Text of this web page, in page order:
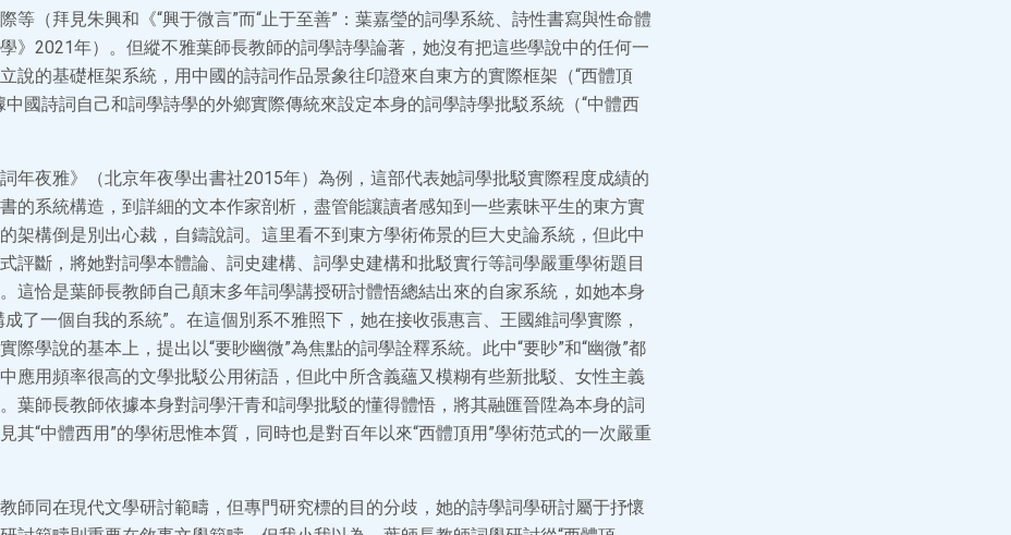
等（拜見朱興和《“興于微言”而“止于至善”：葉嘉瑩的詞學系統、詩性書寫與性命體
》2021年）。但縱不雅葉師長教師的詞學詩學論著，她沒有把這些學說中的任何一
說的基礎框架系統，用中國的詩詞作品景象往印證來自東方的實際框架（“西體頂
中國詩詞自己和詞學詩學的外鄉實際傳統來設定本身的詞學詩學批駁系統（“中體西
年夜雅》（北京年夜學出書社2015年）為例，這部代表她詞學批駁實際程度成績的
的系統構造，到詳細的文本作家剖析，盡管能讓讀者感知到一些素昧平生的東方實
架構倒是別出心裁，自鑄說詞。這里看不到東方學術佈景的巨大史論系統，但此中
評斷，將她對詞學本體論、詞史建構、詞學史建構和批駁實行等詞學嚴重學術題目
這恰是葉師長教師自己顛末多年詞學講授研討體悟總結出來的自家系統，如她本身
成了一個自我的系統”。在這個別系不雅照下，她在接收張惠言、王國維詞學實際，
際學說的基本上，提出以“要眇幽微”為焦點的詞學詮釋系統。此中“要眇”和“幽微”都
應用頻率很高的文學批駁公用術語，但此中所含義蘊又模糊有些新批駁、女性主義
葉師長教師依據本身對詞學汗青和詞學批駁的懂得體悟，將其融匯晉陞為本身的詞
其“中體西用”的學術思惟本質，同時也是對百年以來“西體頂用”學術范式的一次嚴重
師同在現代文學研討範疇，但專門研究標的目的分歧，她的詩學詞學研討屬于抒懷